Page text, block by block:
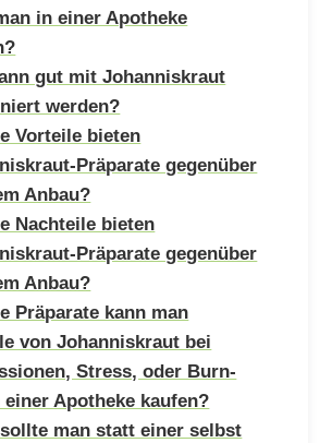
in einer Apotheke
gut mit Johanniskraut
werden?
Vorteile bieten
Präparate gegenüber
Anbau?
Nachteile bieten
Präparate gegenüber
Anbau?
Präparate kann man
von Johanniskraut bei
Stress, oder Burn-
Apotheke kaufen?
man statt einer selbst